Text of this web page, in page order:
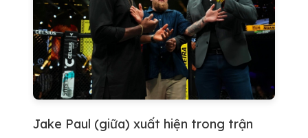
Jake Paul (giữa) xuất hiện trong trận